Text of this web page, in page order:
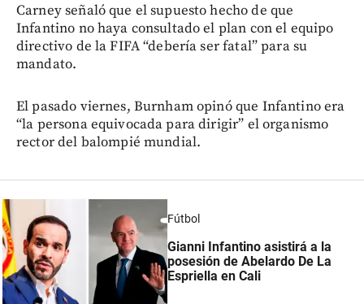
Carney señaló que el supuesto hecho de que
Infantino no haya consultado el plan con el equipo
directivo de la FIFA “debería ser fatal” para su
mandato.
El pasado viernes, Burnham opinó que Infantino era
“la persona equivocada para dirigir” el organismo
rector del balompié mundial.
Fútbol
Gianni Infantino asistirá a la
posesión de Abelardo De La
Espriella en Cali